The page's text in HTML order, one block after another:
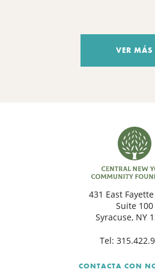
VER MÁS
431 East
Suite 100
Syracuse, NY
Tel:
CONTACTA CON